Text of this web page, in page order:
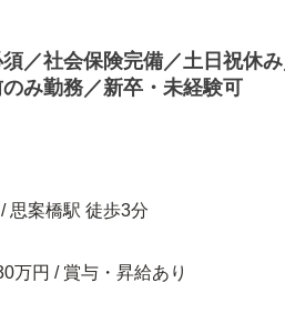
／社会保険完備／土日祝休
み勤務／新卒・未経験可
思案橋駅 徒歩3分
万円 / 賞与・昇給あり